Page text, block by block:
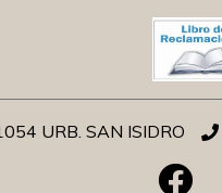
URB. SAN ISIDRO